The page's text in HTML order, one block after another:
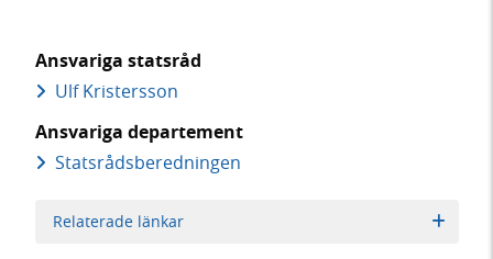
Ansvariga statsråd
Ulf Kristersson
Ansvariga departement
Statsrådsberedningen
Relaterade länkar